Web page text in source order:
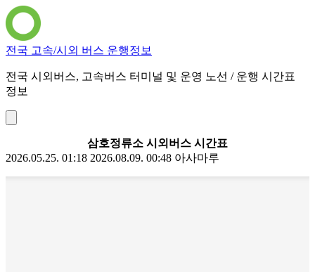
전국 고속/시외 버스 운행정보
전국 시외버스, 고속버스 터미널 및 운영 노선 / 운행 시간표
정보
삼호정류소 시외버스 시간표
2026.05.25. 01:18 2026.08.09. 00:48 아사마루